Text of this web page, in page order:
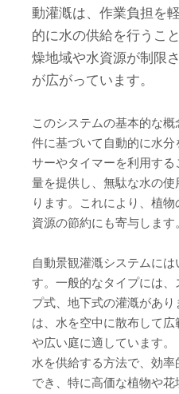
動灌漑は、作業負担を
的に水の供給を行うこ
燥地域や水資源が制限
が広がっています。
このシステムの基本的な
件に基づいて自動的に水
サーやタイマーを利用す
量を提供し、無駄な水の
ります。これにより、植
資源の節約にも寄与します。
自動景観灌漑システムに
す。一般的なタイプには
プ式、地下式の灌漑があ
は、水を空中に散布して
や広い庭に適しています
水を供給する方法で、効
でき、特に高価な植物や